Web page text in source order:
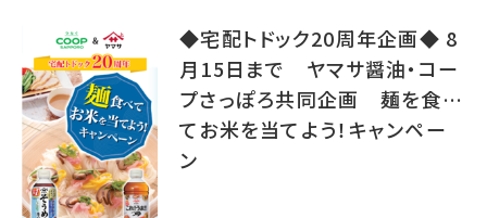
◆宅配トドック20周年企画◆ 8
月15日まで ヤマサ醤油・コー
プさっぽろ共同企画 麺を食べ
てお米を当てよう！キャンペー
ン